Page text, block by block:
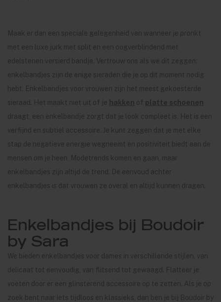
Maak er dan een speciale gelegenheid van wanneer je pronkt
met een luxe jurk met split en een oogverblindend met
edelstenen versierd bandje. Vertrouw ons als we dit zeggen:
enkelbandjes zijn de enige sieraden die je op dit moment nodig
hebt. Enkelbandjes voor vrouwen zijn het meest gekoesterde
sieraad. Het maakt niet uit of je
hakken of platte schoenen
draagt, een enkelbandje zorgt dat je look compleet is. Het is een
verfijnd en subtiel accessoire. Je kunt zeggen dat je met elke
stap de negatieve energie wegneemt en positiviteit biedt aan de
mensen om je heen. Modetrends komen en gaan, maar
enkelbandjes zijn altijd de trend. De eenvoud achter
enkelbandjes is dat vrouwen ze overal en altijd kunnen dragen.
Enkelbandjes bij Boudoir
by Sara
We bieden enkelbandjes voor dames in verschillende stijlen, van
delicaat tot eenvoudig, van flitsend tot gewaagd. Flatteer je
voeten door er een glinsterend accessoire op te zetten. Als je op
zoek bent naar iets tijdloos en klassieks, dan ben je bij Boudoir by